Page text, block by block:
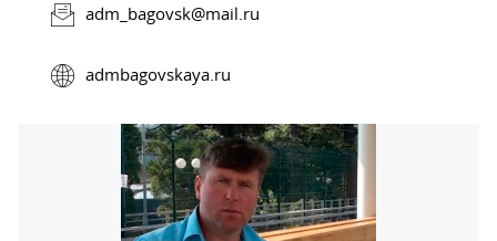
adm_bagovsk@mail.ru
admbagovskaya.ru